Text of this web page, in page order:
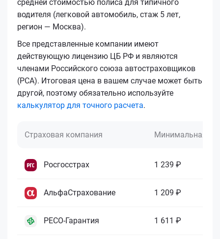
средней стоимостью полиса для типичного
водителя (легковой автомобиль, стаж 5 лет,
регион — Москва).
Все представленные компании имеют
действующую лицензию ЦБ РФ и являются
членами Российского союза автостраховщиков
(РСА). Итоговая цена в вашем случае может быть
другой, поэтому обязательно используйте
калькулятор для точного расчета.
Страховая компания Минимальная
Росгосстрах 1 239 ₽
АльфаСтрахование 1 209 ₽
РЕСО-Гарантия 1 611 ₽